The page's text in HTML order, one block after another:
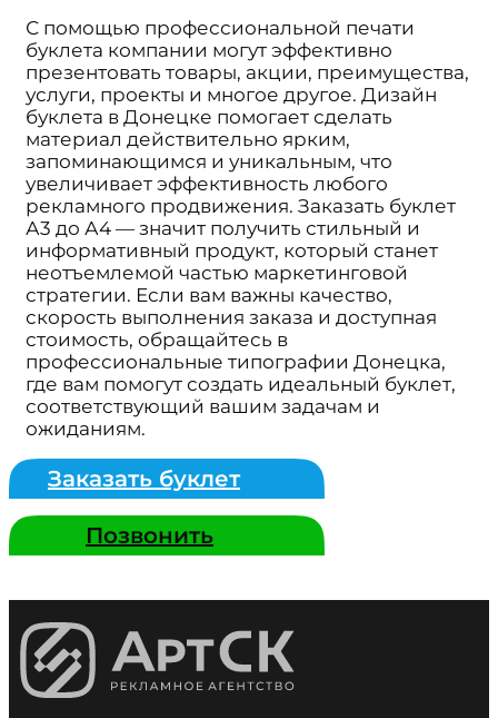
С помощью профессиональной печати
буклета компании могут эффективно
презентовать товары, акции, преимущества,
услуги, проекты и многое другое. Дизайн
буклета в Донецке помогает сделать
материал действительно ярким,
запоминающимся и уникальным, что
увеличивает эффективность любого
рекламного продвижения. Заказать буклет
А3 до А4 — значит получить стильный и
информативный продукт, который станет
неотъемлемой частью маркетинговой
стратегии. Если вам важны качество,
скорость выполнения заказа и доступная
стоимость, обращайтесь в
профессиональные типографии Донецка,
где вам помогут создать идеальный буклет,
соответствующий вашим задачам и
ожиданиям.
Заказать буклет
Позвонить